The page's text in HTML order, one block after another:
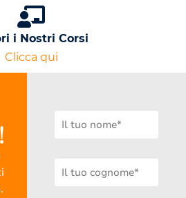
i Nostri Corsi
Clicca qui